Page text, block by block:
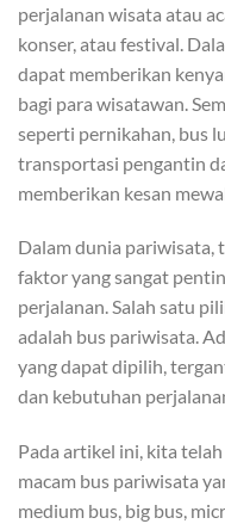
perjalanan wisata atau
konser, atau festival.
dapat memberikan
bagi para wisatawan.
seperti pernikahan, bus
transportasi pengantin
memberikan kesan
Dalam dunia pariwisata,
faktor yang sangat
perjalanan. Salah satu
adalah bus pariwisata.
yang dapat dipilih,
dan kebutuhan
Pada artikel ini, kita
macam bus pariwisata
medium bus, big bus,